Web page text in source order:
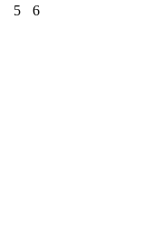
5 6